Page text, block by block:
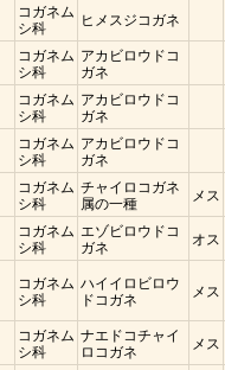
コガネム
シ科
ヒメスジコガネ
コガネム
シ科
アカビロウドコ
ガネ
コガネム
シ科
アカビロウドコ
ガネ
コガネム
シ科
アカビロウドコ
ガネ
コガネム
シ科
チャイロコガネ
属の一種
メス
コガネム
シ科
エゾビロウドコ
ガネ
オス
コガネム
シ科
ハイイロビロウ
ドコガネ
メス
コガネム
シ科
ナエドコチャイ
ロコガネ
メス